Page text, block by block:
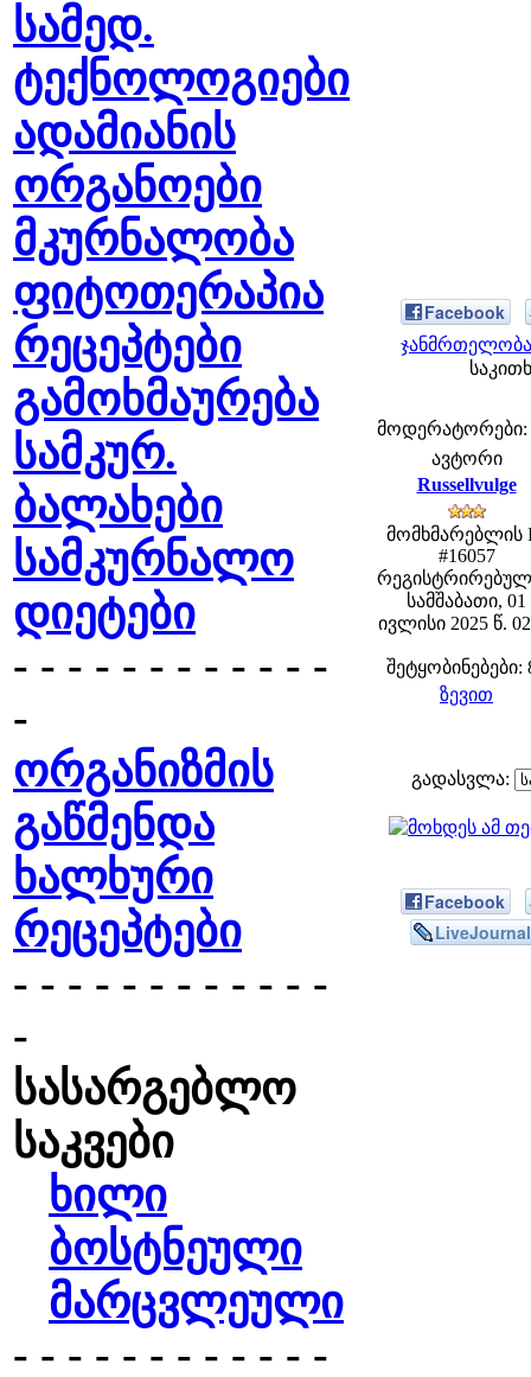
სამედ.
ტექნოლოგიები
ადამიანის
ორგანოები
მკურნალობა
ფიტოთერაპია
რეცეპტები
გამოხმაურება
სამკურ.
ბალახები
სამკურნალო
დიეტები
- - - - - - - - - - - -
-
ორგანიზმის
გაწმენდა
ხალხური
რეცეპტები
- - - - - - - - - - - -
-
სასარგებლო
საკვები
ხილი
ბოსტნეული
მარცვლეული
- - - - - - - - - - - -
Facebook
მოდერატორები:
ავტორი
Russellvulge
მომხმარებლის
#16057
სამშაბათი, 01
ივლისი 2025 წ.
შეტყობინებები:
ზევით
გადასვლა:
Facebook
LiveJournal